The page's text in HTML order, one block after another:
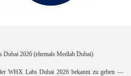
2026 (ehemals Medlab Dubai)
WHX Labs Dubai 2026 bekannt zu geben —